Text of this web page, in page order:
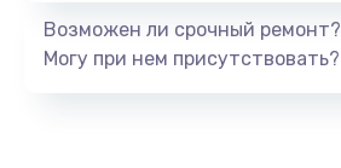
Возможен ли срочный ремонт?
Могу при нем присутствовать?